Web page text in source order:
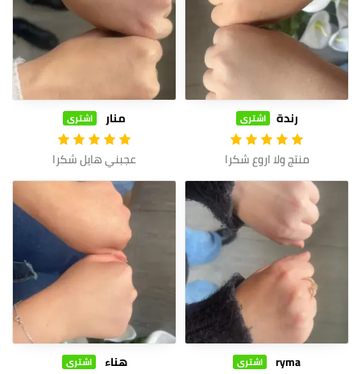
رندة اشترى
منتج ولا اروع شكرا
منار اشترى
عجبني هايل شكرا
ryma اشترى هناء اشترى